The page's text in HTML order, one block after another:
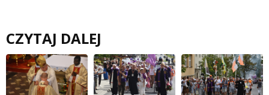
CZYTAJ DALEJ